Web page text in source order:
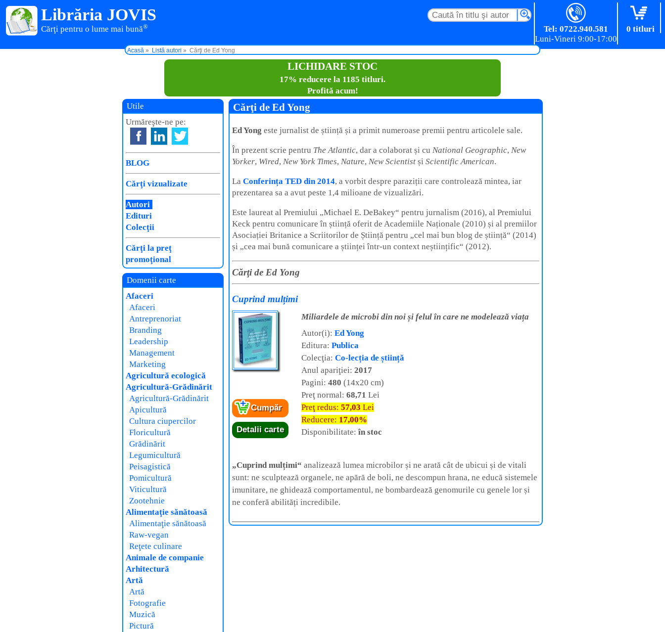
Librăria JOVIS
Cărţi pentru o lume mai bună® 0 titluri
Tel: 0722.940.581
Acasă Listă autori Cărţi de Ed Yong
LICHIDARE STOC
17% reducere la 1185 titluri.
Profită acum!
Cărţi de Ed Yong
Ed Yong este jurnalist de știință și a primit numeroase premii pentru articolele sale.
În prezent scrie pentru The Atlantic, dar a colaborat și cu National Geographic, New
Yorker, Wired, New York Times, Nature, New Scientist și Scientific American.
La Conferința TED din 2014, a vorbit despre paraziții care controlează mintea, iar
prezentarea sa a avut peste 1,4 milioane de vizualizări.
Este laureat al Premiului „Michael E. DeBakey“ pentru jurnalism (2016), al Premiului
Keck pentru comunicare în știință oferit de Academiile Naționale (2010) și al premiilor
Asociației Britanice a Scriitorilor de Știință pentru „cel mai bun blog de știință“ (2014)
și „cea mai bună comunicare a științei într-un context neștiințific“ (2012).
Cărţi de Ed Yong
Cuprind mulțimi
Cumpăr
Detalii carte
Miliardele de microbi din noi și felul în care ne modelează viața
Autor(i): Ed Yong
Editura: Publica
Colecţia: Co-lecția de știință
Anul apariţiei: 2017
Pagini: 480 (14x20 cm)
Preţ normal: 68,71 Lei
Preţ redus: 57,03 Lei
Reducere: 17,00%
Disponibilitate:în stoc
„Cuprind mulțimi“ analizează lumea microbilor și ne arată cât de ubicui și de vitali
sunt: ne sculptează organele, ne apără de boli, ne descompun hrana, ne educă sistemele
imunitare, ne ghidează comportamentul, ne bombardează genomurile cu genele lor și
ne conferă abilități incredibile.
Utile
Urmăreşte-ne pe:
BLOG
Cărţi vizualizate
Autori
Edituri
Colecţii
Cărţi la preţ
promoţional
Domenii carte
Afaceri
Afaceri
Antreprenoriat
Branding
Leadership
Management
Marketing
Agricultură ecologică
Agricultură-Grădinărit
Agricultură-Grădinărit
Apicultură
Cultura ciupercilor
Floricultură
Grădinărit
Legumicultură
Peisagistică
Pomicultură
Viticultură
Zootehnie
Alimentaţie sănătoasă
Alimentaţie sănătoasă
Raw-vegan
Reţete culinare
Animale de companie
Arhitectură
Artă
Artă
Fotografie
Muzică
Pictură